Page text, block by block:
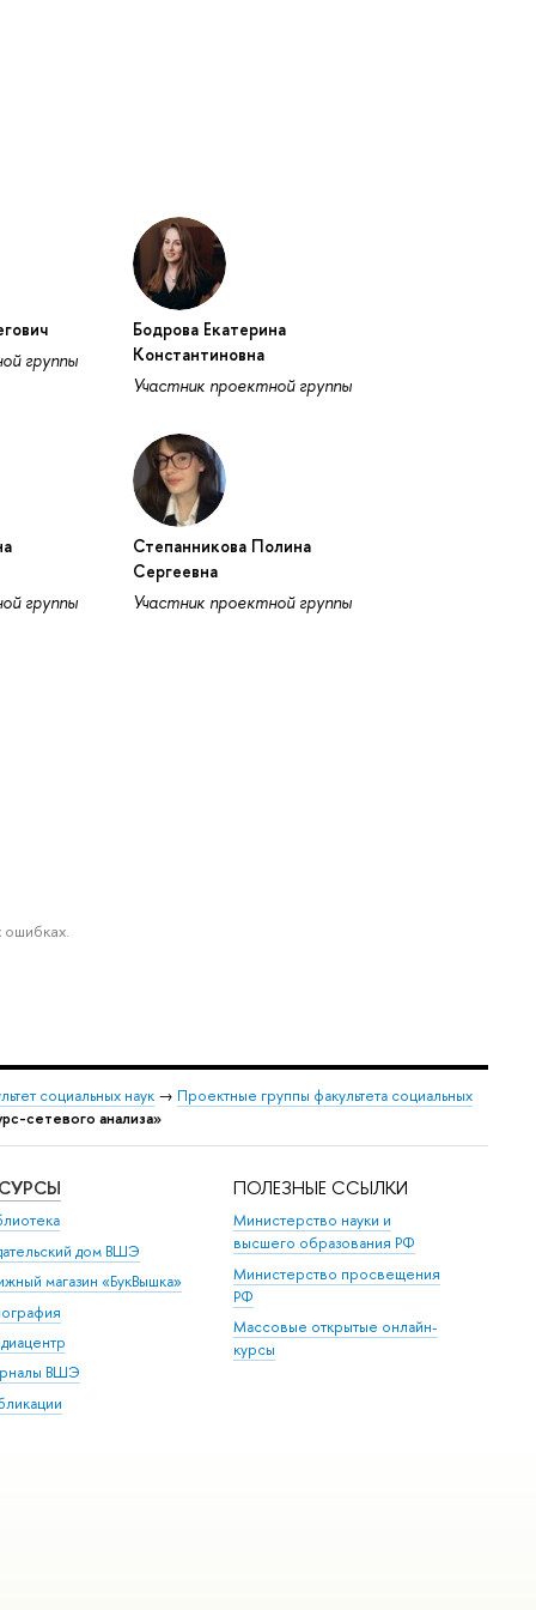
группы
Бодрова Екатерина
Константиновна
Участник проектной группы
группы
Степанникова Полина
Сергеевна
Участник проектной группы
социальных наук → Проектные группы факультета социальных
сетевого анализа»
дом ВШЭ
магазин «БукВышка»
ВШЭ
ПОЛЕЗНЫЕ ССЫЛКИ
Министерство науки и
высшего образования РФ
Министерство просвещения
РФ
Массовые открытые онлайн-
курсы